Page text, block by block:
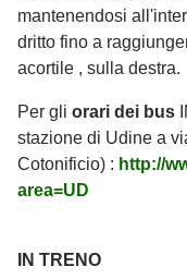
mantenendosi
dritto fino a
acortile , sulla destra.
Per gli orari dei bus
stazione di Udine a
Cotonificio) : http://
area=UD
IN TRENO